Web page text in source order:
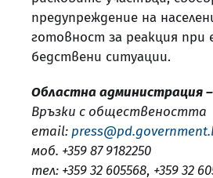
предупреждение на
готовност за реакция при
бедствени ситуации.
Областна администрация
Връзки с обществеността
email:
моб. +359 87 9182250
тел: +359 32 605568, +359 32